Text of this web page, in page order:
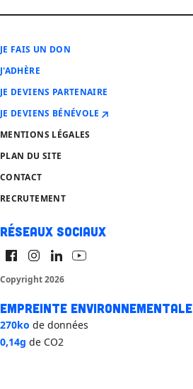
JE FAIS UN DON
J'ADHÈRE
JE DEVIENS PARTENAIRE
JE DEVIENS BÉNÉVOLE
MENTIONS LÉGALES
PLAN DU SITE
CONTACT
RECRUTEMENT
Réseaux sociaux
Copyright 2026
Empreinte environnementale
270ko de données
0,14g de CO2